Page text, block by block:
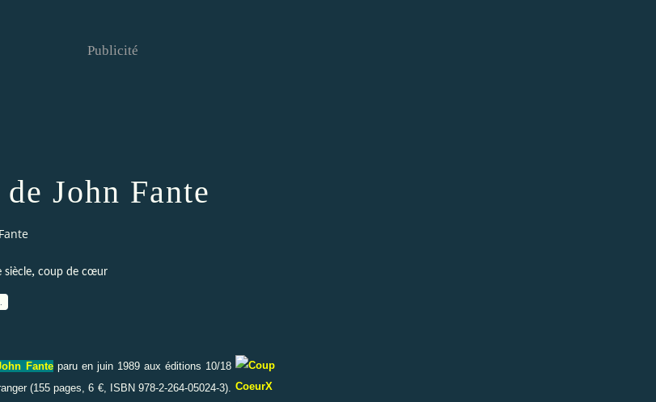
Publicité
John Fante
siècle, coup de cœur
Fanteparu en juin 1989 aux éditions 10/18
(155 pages, 6 €, ISBN 978-2-264-05024-3).